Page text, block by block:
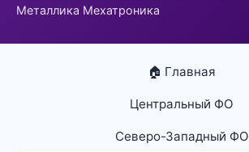
Металлика Мехатроника
🏠 Главная
Центральный ФО
Северо-Западный ФО